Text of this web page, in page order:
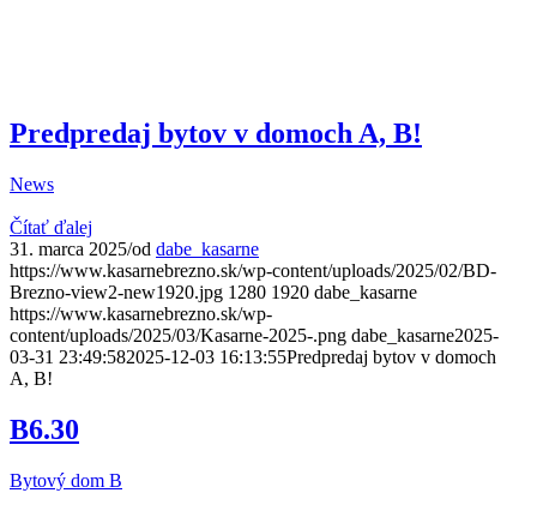
Predpredaj bytov v domoch A, B!
News
Čítať ďalej
31. marca 2025/od dabe_kasarne
https://www.kasarnebrezno.sk/wp-content/uploads/2025/02/BD-
Brezno-view2-new1920.jpg 1280 1920 dabe_kasarne
https://www.kasarnebrezno.sk/wp-
content/uploads/2025/03/Kasarne-2025-.png dabe_kasarne2025-
03-31 23:49:582025-12-03 16:13:55Predpredaj bytov v domoch
A, B!
B6.30
Bytový dom B